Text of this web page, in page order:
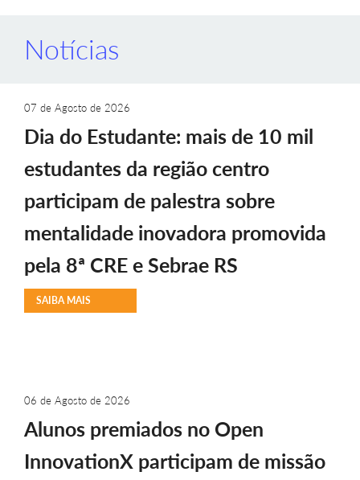
Notícias
07 de Agosto de 2026
Dia do Estudante: mais de 10 mil
estudantes da região centro
participam de palestra sobre
mentalidade inovadora promovida
pela 8ª CRE e Sebrae RS
SAIBA MAIS
06 de Agosto de 2026
Alunos premiados no Open
InnovationX participam de missão